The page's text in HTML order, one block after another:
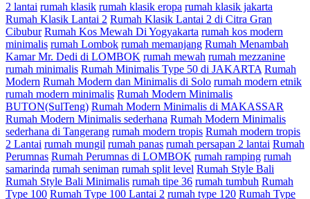
2 lantai rumah klasik rumah klasik eropa rumah klasik jakarta
Rumah Klasik Lantai 2 Rumah Klasik Lantai 2 di Citra Gran
Cibubur Rumah Kos Mewah Di Yogyakarta rumah kos modern
minimalis rumah Lombok rumah memanjang Rumah Menambah
Kamar Mr. Dedi di LOMBOK rumah mewah rumah mezzanine
rumah minimalis Rumah Minimalis Type 50 di JAKARTA Rumah
Modern Rumah Modern dan Minimalis di Solo rumah modern etnik
rumah modern minimalis Rumah Modern Minimalis
BUTON(SulTeng) Rumah Modern Minimalis di MAKASSAR
Rumah Modern Minimalis sederhana Rumah Modern Minimalis
sederhana di Tangerang rumah modern tropis Rumah modern tropis
2 Lantai rumah mungil rumah panas rumah persapan 2 lantai Rumah
Perumnas Rumah Perumnas di LOMBOK rumah ramping rumah
samarinda rumah seniman rumah split level Rumah Style Bali
Rumah Style Bali Minimalis rumah tipe 36 rumah tumbuh Rumah
Type 100 Rumah Type 100 Lantai 2 rumah type 120 Rumah Type